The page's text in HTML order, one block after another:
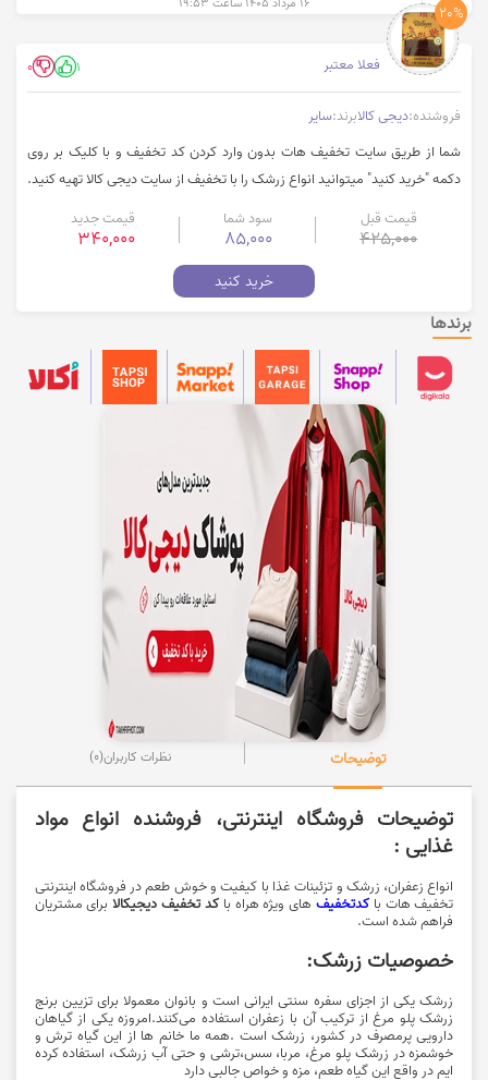
۱۶ مرداد ۱۴۰۵ ساعت ۱۹:۵۳
20%
فعلا معتبر 1
0
فروشنده:دیجی کالابرند:سایر
شما از طریق سایت تخفیف هات بدون وارد کردن کد تخفیف و با کلیک بر روی
دکمه "خرید کنید" میتوانید انواع زرشک را با تخفیف از سایت دیجی کالا تهیه کنید.
قیمت قبل
425,000
سود شما
85,000
قیمت جدید
340,000
خرید کنید
برندها
توضیحات نظرات کاربران(0)
توضیحات فروشگاه اینترنتی، فروشنده انواع مواد
غذایی :
انواع زعفران، زرشک و تزئینات غذا با کیفیت و خوش طعم در فروشگاه اینترنتی
تخفیف هات باکدتخفیف های ویژه هراه باکد تخفیف دیجیکالا برای مشتریان
فراهم شده است.
خصوصیات زرشک:
زرشک یکی از اجزای سفره سنتی ایرانی است و بانوان معمولا برای تزیین برنج
زرشک پلو مرغ از ترکیب آن با زعفران استفاده می‌کنند.امروزه یکی از گیاهان
دارویی پرمصرف در کشور، زرشک است .همه ما خانم ها از این گیاه ترش و
خوشمزه در زرشک‌پلو مرغ، مربا، سس،ترشی و حتی آب زرشک، استفاده کرده
ایم در واقع این گیاه طعم، مزه و خواص جالبی دارد